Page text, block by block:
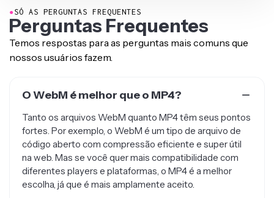
Perguntas Frequentes
Temos respostas para as perguntas mais comuns que
nossos usuários fazem.
fortes. Por exemplo, o WebM é um tipo de arquivo de
código aberto com compressão eficiente e super útil
na web. Mas se você quer mais compatibilidade com
diferentes players e plataformas, o MP4 é a melhor
escolha, já que é mais amplamente aceito.